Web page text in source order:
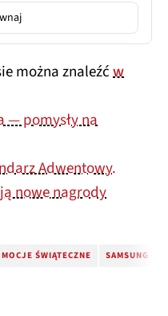
można znaleźćw
— pomysły na
Adwentowy.
nowe nagrody
ŚWIĄTECZNE SAMSUNG